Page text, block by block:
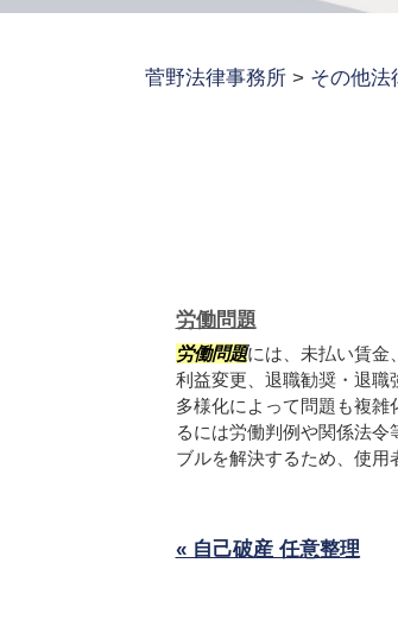
菅野法律事務所 > その他法
労働問題
労働問題には、未払い賃金
利益変更、退職勧奨・退職
多様化によって問題も複
るには労働判例や関係法
ブルを解決するため、使用
« 自己破産 任意整理